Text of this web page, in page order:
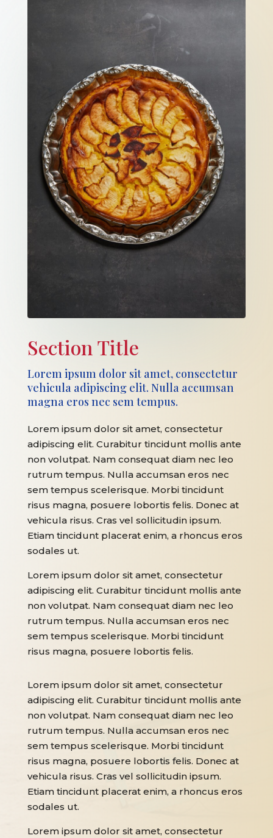
Section Title
Lorem ipsum dolor sit amet, consectetur
vehicula adipiscing elit. Nulla accumsan
magna eros nec sem tempus.
Lorem ipsum dolor sit amet, consectetur
adipiscing elit. Curabitur tincidunt mollis ante
non volutpat. Nam consequat diam nec leo
rutrum tempus. Nulla accumsan eros nec
sem tempus scelerisque. Morbi tincidunt
risus magna, posuere lobortis felis. Donec at
vehicula risus. Cras vel sollicitudin ipsum.
Etiam tincidunt placerat enim, a rhoncus eros
sodales ut.
Lorem ipsum dolor sit amet, consectetur
adipiscing elit. Curabitur tincidunt mollis ante
non volutpat. Nam consequat diam nec leo
rutrum tempus. Nulla accumsan eros nec
sem tempus scelerisque. Morbi tincidunt
risus magna, posuere lobortis felis.
Lorem ipsum dolor sit amet, consectetur
adipiscing elit. Curabitur tincidunt mollis ante
non volutpat. Nam consequat diam nec leo
rutrum tempus. Nulla accumsan eros nec
sem tempus scelerisque. Morbi tincidunt
risus magna, posuere lobortis felis. Donec at
vehicula risus. Cras vel sollicitudin ipsum.
Etiam tincidunt placerat enim, a rhoncus eros
sodales ut.
Lorem ipsum dolor sit amet, consectetur